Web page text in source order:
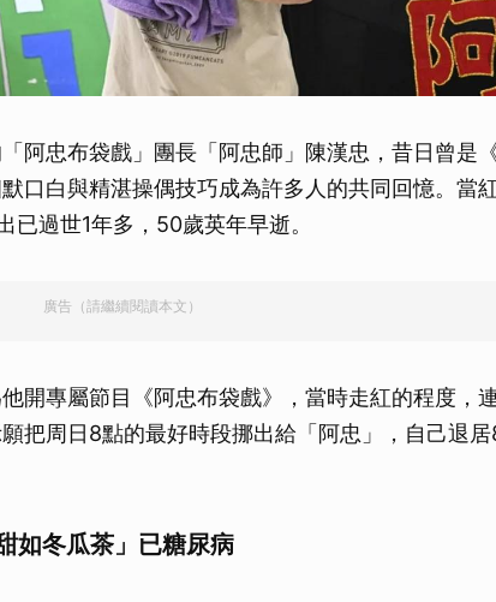
阿忠布袋戲」團長「阿忠師」陳漢忠，昔日曾是
口白與精湛操偶技巧成為許多人的共同回憶。當
過世1年多，50歲英年早逝。
廣告（請繼續閱讀本文）
開專屬節目《阿忠布袋戲》，當時走紅的程度，
把周日8點的最好時段挪出給「阿忠」，自己退
如冬瓜茶」已糖尿病